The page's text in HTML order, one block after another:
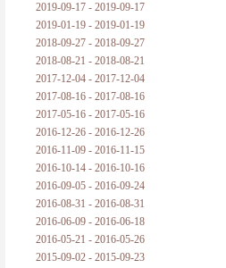
2019-09-17 - 2019-09-17
2019-01-19 - 2019-01-19
2018-09-27 - 2018-09-27
2018-08-21 - 2018-08-21
2017-12-04 - 2017-12-04
2017-08-16 - 2017-08-16
2017-05-16 - 2017-05-16
2016-12-26 - 2016-12-26
2016-11-09 - 2016-11-15
2016-10-14 - 2016-10-16
2016-09-05 - 2016-09-24
2016-08-31 - 2016-08-31
2016-06-09 - 2016-06-18
2016-05-21 - 2016-05-26
2015-09-02 - 2015-09-23